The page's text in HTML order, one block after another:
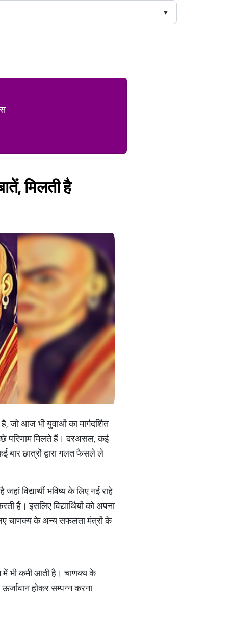
मिलती है
जो आज भी युवाओं का मार्गदर्शित
परिणाम मिलते हैं। दरअसल, कई
बार छात्रों द्वारा गलत फैसले ले
विद्यार्थी भविष्य के लिए नई राहे
हैं। इसलिए विद्यार्थियों को अपना
चाणक्य के अन्य सफलता मंत्रों के
भी कमी आती है। चाणक्य के
होकर सम्पन्न करना